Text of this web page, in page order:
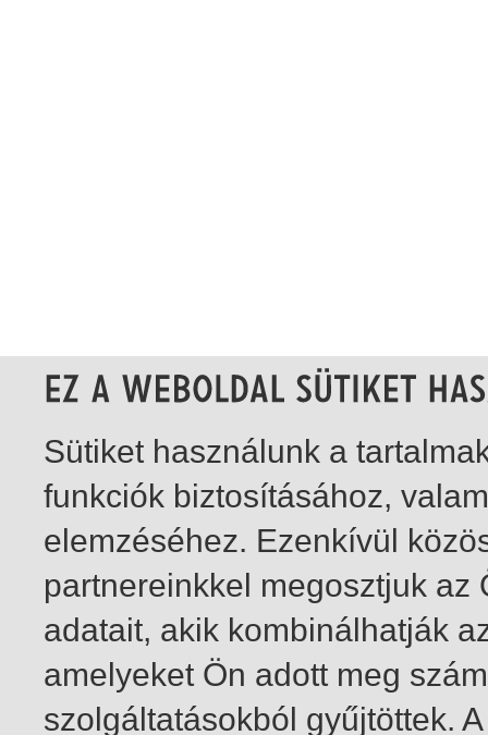
Sütiket használunk a
funkciók biztosításához,
elemzéséhez. Ezenkívül
partnereinkkel megosztjuk
adatait, akik kombinálhatják
amelyeket Ön adott meg
szolgáltatásokból gyűjtöttek.